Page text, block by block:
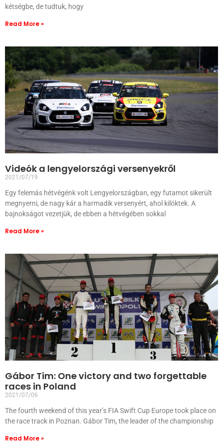
kétségbe, de tudtuk, hogy
Read More »
Videók a lengyelországi versenyekről
2021/07/19
Egy felemás hétvégénk volt Lengyelországban, egy futamot sikerült
megnyerni, de nagy kár a harmadik versenyért, ahol kilöktek. A
bajnokságot vezetjük, de ebben a hétvégében sokkal
Read More »
Gábor Tim: One victory and two forgettable
races in Poland
2021/07/06
The fourth weekend of this year’s FIA Swift Cup Europe took place on
the race track in Poznan. Gábor Tim, the leader of the championship
Read More »